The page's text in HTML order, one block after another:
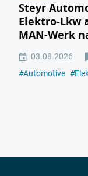
Steyr
Elektro-Lkw
MAN-Werk
03.08.2026
#Automotive #